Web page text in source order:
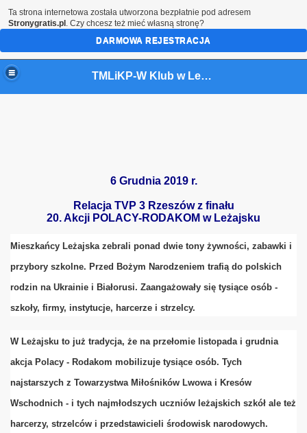
TMLiKP-W Klub w Leżajsku
6 Grudnia 2019 r.
Relacja TVP 3 Rzeszów z finału
20. Akcji POLACY-RODAKOM w Leżajsku
Mieszkańcy Leżajska zebrali ponad dwie tony żywności, zabawki i
przybory szkolne. Przed Bożym Narodzeniem trafią do polskich
rodzin na Ukrainie i Białorusi. Zaangażowały się tysiące osób -
szkoły, firmy, instytucje, harcerze i strzelcy.
W Leżajsku to już tradycja, że na przełomie listopada i grudnia
akcja Polacy - Rodakom mobilizuje tysiące osób. Tych
najstarszych z Towarzystwa Miłośników Lwowa i Kresów
Wschodnich - i tych najmłodszych uczniów leżajskich szkół ale też
harcerzy, strzelców i przedstawicieli środowisk narodowych.
UKRAINIE
TMLiKP-W
Ta strona internetowa została utworzona bezpłatnie pod adresem
Stronygratis.pl . Czy chcesz też mieć własną stronę?
DARMOWA REJESTRACJA